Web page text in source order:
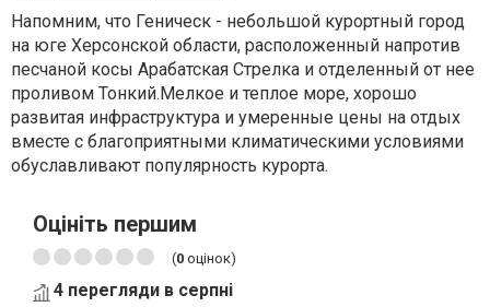
Напомним, что Геническ - небольшой курортный город
на юге Херсонской области, расположенный напротив
песчаной косы Арабатская Стрелка и отделенный от нее
проливом Тонкий.Мелкое и теплое море, хорошо
развитая инфраструктура и умеренные цены на отдых
вместе с благоприятными климатическими условиями
обуславливают популярность курорта.
Оцініть першим
(0 оцінок)
4 перегляди в серпні